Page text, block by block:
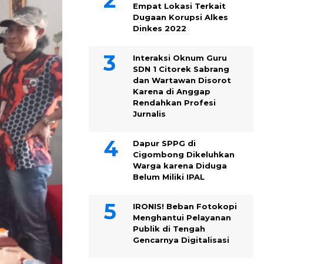
Empat Lokasi Terkait
Dugaan Korupsi Alkes
Dinkes 2022
Interaksi Oknum Guru
SDN 1 Citorek Sabrang
dan Wartawan Disorot
Karena di Anggap
Rendahkan Profesi
Jurnalis
Dapur SPPG di
Cigombong Dikeluhkan
Warga karena Diduga
Belum Miliki IPAL
IRONIS! Beban Fotokopi
Menghantui Pelayanan
Publik di Tengah
Gencarnya Digitalisasi